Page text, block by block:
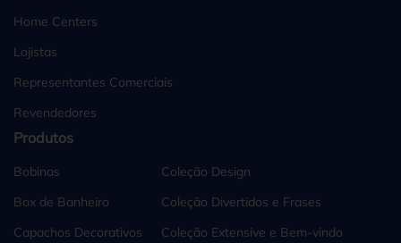
Home Centers
Lojistas
Representantes Comerciais
Revendedores
Produtos
Bobinas
Box de Banheiro
Capachos Decorativos
Coleção Design
Coleção Divertidos e Frases
Coleção Extensive e Bem-vindo